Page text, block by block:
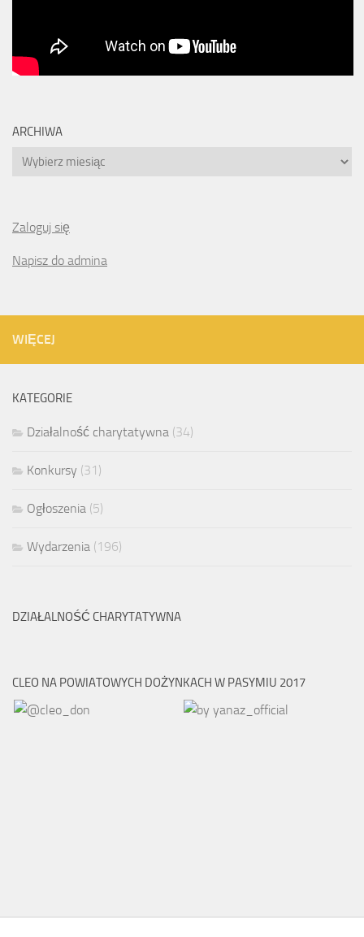
ARCHIWA
Archiwa
Zaloguj się
Napisz do admina
WIĘCEJ
KATEGORIE
Działalność charytatywna (34)
Konkursy (31)
Ogłoszenia (5)
Wydarzenia (196)
DZIAŁALNOŚĆ CHARYTATYWNA
CLEO NA POWIATOWYCH DOŻYNKACH W PASYMIU 2017